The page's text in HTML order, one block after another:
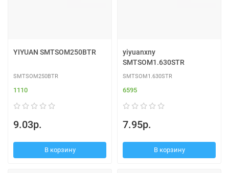
YIYUAN SMTSOM250BTR
SMTSOM250BTR
1110
9.03р.
В корзину
yiyuanxny
SMTSOM1.630STR
SMTSOM1.630STR
6595
7.95р.
В корзину